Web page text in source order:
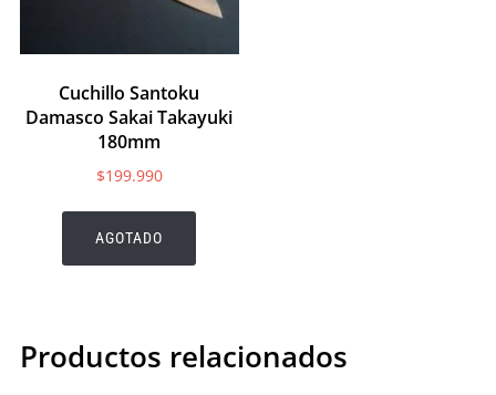
Cuchillo Santoku
Damasco Sakai Takayuki
180mm
$199.990
AGOTADO
Productos relacionados